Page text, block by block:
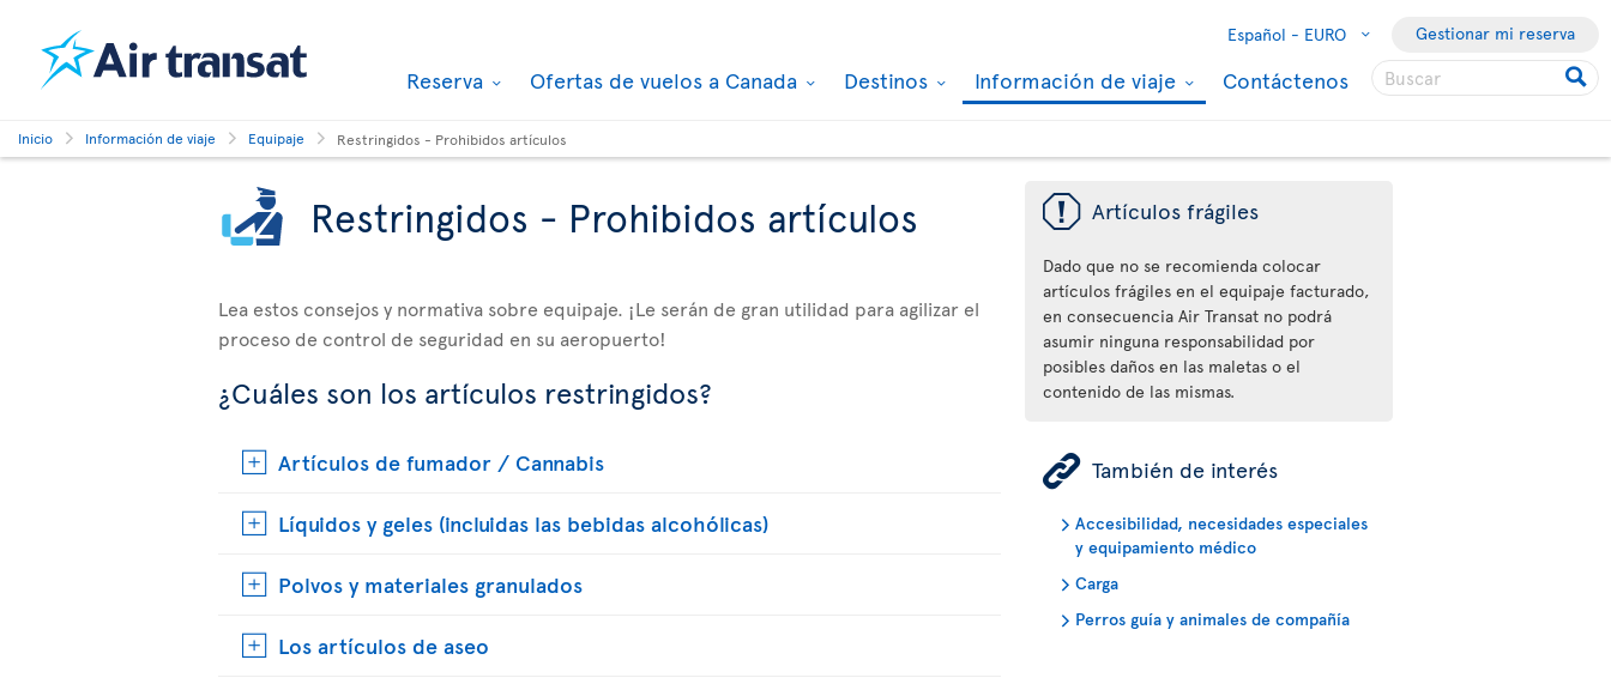
Español - EURO Gestionar mi reserva
Reserva Ofertas de vuelos a Canada Destinos Información de viaje Contáctenos
Inicio Información de viaje Equipaje Restringidos - Prohibidos artículos
Restringidos - Prohibidos artículos
Lea estos consejos y normativa sobre equipaje. ¡Le serán de gran utilidad para agilizar el
proceso de control de seguridad en su aeropuerto!
¿Cuáles son los artículos restringidos?
Artículos de fumador / Cannabis
Líquidos y geles (incluidas las bebidas alcohólicas)
Polvos y materiales granulados
Los artículos de aseo
ü Artículos frágiles
Dado que no se recomienda colocar
artículos frágiles en el equipaje facturado,
en consecuencia Air Transat no podrá
asumir ninguna responsabilidad por
posibles daños en las maletas o el
contenido de las mismas.
ÿ También de interés
Accesibilidad, necesidades especiales
y equipamiento médico
Carga
Perros guía y animales de compañía